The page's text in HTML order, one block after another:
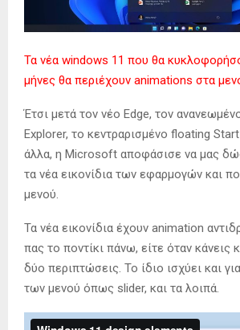
Τα νέα windows 11 που θα
μήνες θα περιέχουν animations στα
Έτσι μετά τον νέο Edge, τον
Explorer, το κεντραρισμένο floating
άλλα, η Microsoft αποφάσισε να μας
τα νέα εικονίδια των εφαρμογών και
μενού.
Τα νέα εικονίδια έχουν animation
πας το ποντίκι πάνω, είτε όταν κάνεις
δύο περιπτώσεις. Το ίδιο ισχύει και
των μενού όπως slider, και τα λοιπά.